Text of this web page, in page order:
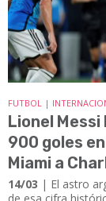
FUTBOL |
Lionel
900 goles
Miami a
14/03 | El astro
de esa cifra